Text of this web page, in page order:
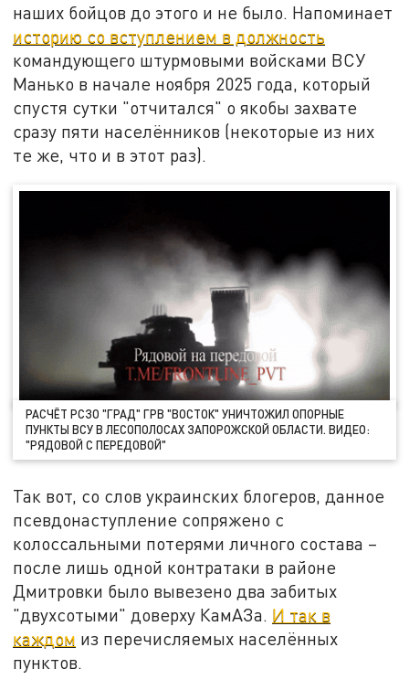
наших бойцов до этого и не было. Напоминает
историю со вступлением в должность
командующего штурмовыми войсками ВСУ
Манько в начале ноября 2025 года, который
спустя сутки "отчитался" о якобы захвате
сразу пяти населёнников (некоторые из них
те же, что и в этот раз).
РАСЧЁТ РСЗО "ГРАД" ГРВ "ВОСТОК" УНИЧТОЖИЛ ОПОРНЫЕ
ПУНКТЫ ВСУ В ЛЕСОПОЛОСАХ ЗАПОРОЖСКОЙ ОБЛАСТИ. ВИДЕО:
"РЯДОВОЙ С ПЕРЕДОВОЙ"
Так вот, со слов украинских блогеров, данное
псевдонаступление сопряжено с
колоссальными потерями личного состава –
после лишь одной контратаки в районе
Дмитровки было вывезено два забитых
"двухсотыми" доверху КамАЗа. И так в
каждом из перечисляемых населённых
пунктов.